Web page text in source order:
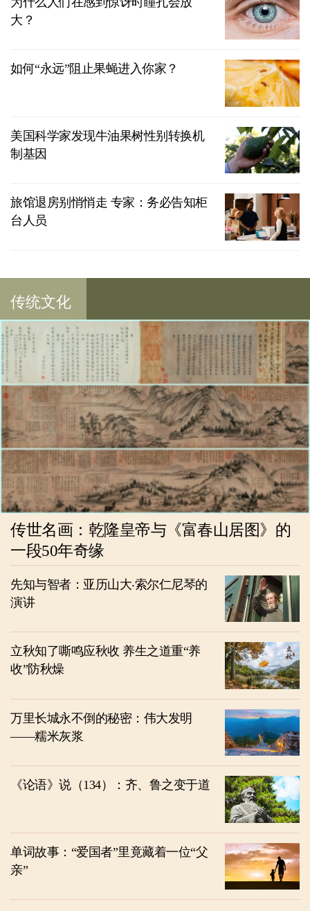
大？
如何“永远”阻止果蝇进入你家？
美国科学家发现牛油果树性别转换机
制基因
旅馆退房别悄悄走 专家：务必告知柜
台人员
传统文化
传世名画：乾隆皇帝与《富春山居图》的
一段50年奇缘
先知与智者：亚历山大‧索尔仁尼琴的
演讲
立秋知了嘶鸣应秋收 养生之道重“养
收”防秋燥
万里长城永不倒的秘密：伟大发明
——糯米灰浆
《论语》说（134）：齐、鲁之变于道
单词故事：“爱国者”里竟藏着一位“父
亲”